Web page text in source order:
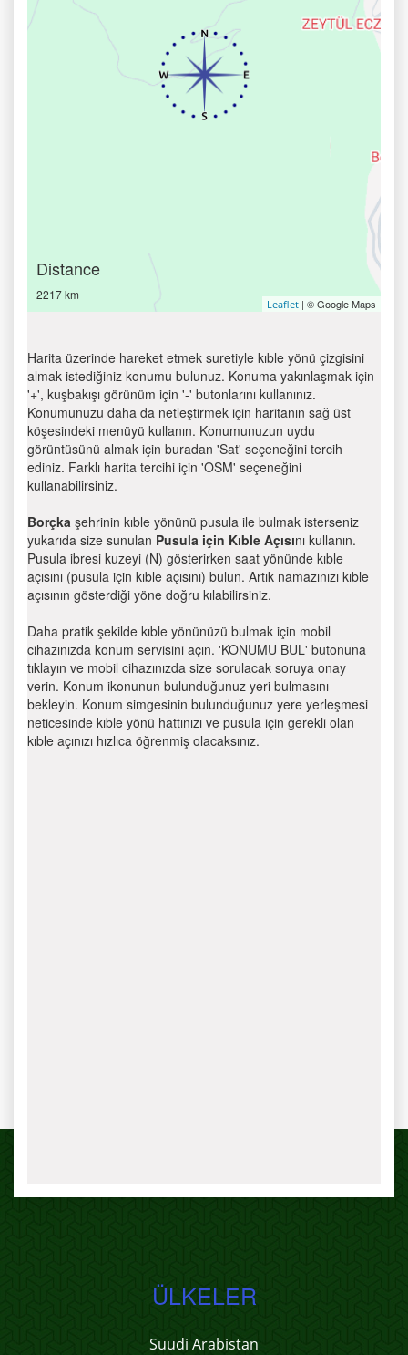
Distance
2217 km
Leaflet | © Google Maps
Harita üzerinde hareket etmek suretiyle kıble yönü çizgisini
almak istediğiniz konumu bulunuz. Konuma yakınlaşmak için
'+', kuşbakışı görünüm için '-' butonlarını kullanınız.
Konumunuzu daha da netleştirmek için haritanın sağ üst
köşesindeki menüyü kullanın. Konumunuzun uydu
görüntüsünü almak için buradan 'Sat' seçeneğini tercih
ediniz. Farklı harita tercihi için 'OSM' seçeneğini
kullanabilirsiniz.
Borçka şehrinin kıble yönünü pusula ile bulmak isterseniz
yukarıda size sunulan Pusula için Kıble Açısını kullanın.
Pusula ibresi kuzeyi (N) gösterirken saat yönünde kıble
açısını (pusula için kıble açısını) bulun. Artık namazınızı kıble
açısının gösterdiği yöne doğru kılabilirsiniz.
Daha pratik şekilde kıble yönünüzü bulmak için mobil
cihazınızda konum servisini açın. 'KONUMU BUL' butonuna
tıklayın ve mobil cihazınızda size sorulacak soruya onay
verin. Konum ikonunun bulunduğunuz yeri bulmasını
bekleyin. Konum simgesinin bulunduğunuz yere yerleşmesi
neticesinde kıble yönü hattınızı ve pusula için gerekli olan
kıble açınızı hızlıca öğrenmiş olacaksınız.
ÜLKELER
Suudi Arabistan